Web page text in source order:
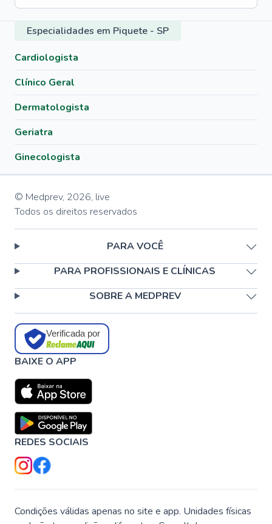
Especialidades em Piquete - SP
Cardiologista
Clínico Geral
Dermatologista
Geriatra
Ginecologista
© Medprev, 2026, live
Todos os direitos reservados
PARA VOCÊ
PARA PROFISSIONAIS E CLÍNICAS
SOBRE A MEDPREV
Verificada por
BAIXE O APP
REDES SOCIAIS
Condições válidas apenas no site e app. Unidades físicas